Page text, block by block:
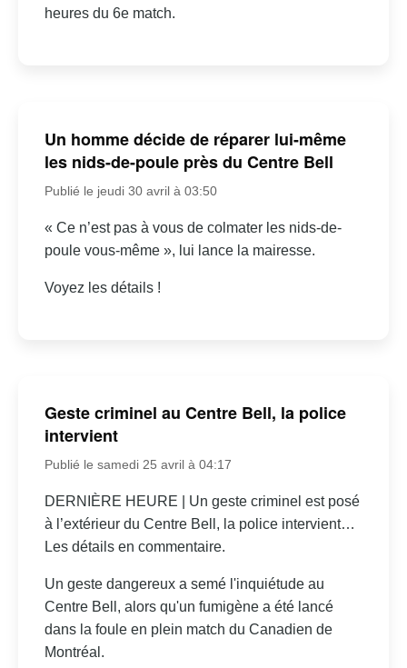
heures du 6e match.
Un homme décide de réparer lui-même
les nids-de-poule près du Centre Bell
Publié le jeudi 30 avril à 03:50
« Ce n’est pas à vous de colmater les nids-de-
poule vous-même », lui lance la mairesse.
Voyez les détails !
Geste criminel au Centre Bell, la police
intervient
Publié le samedi 25 avril à 04:17
DERNIÈRE HEURE | Un geste criminel est posé
à l’extérieur du Centre Bell, la police intervient…
Les détails en commentaire.
Un geste dangereux a semé l'inquiétude au
Centre Bell, alors qu'un fumigène a été lancé
dans la foule en plein match du Canadien de
Montréal.